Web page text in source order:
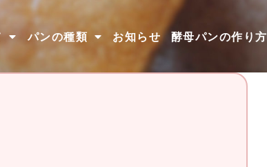
パンの種類 お知らせ 酵母パンの作り方